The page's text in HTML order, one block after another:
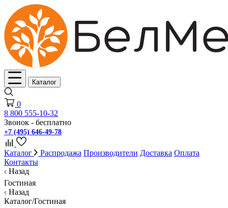
Каталог
0
8 800 555-10-32
Звонок - бесплатно
+7 (495) 646-49-78
Каталог Распродажа Производители Доставка Оплата
Контакты
Назад
Гостиная
Назад
Каталог/Гостиная